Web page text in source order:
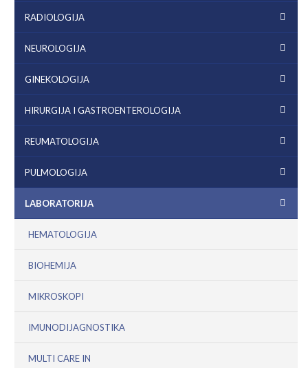
RADIOLOGIJA
NEUROLOGIJA
GINEKOLOGIJA
HIRURGIJA I GASTROENTEROLOGIJA
REUMATOLOGIJA
PULMOLOGIJA
LABORATORIJA
HEMATOLOGIJA
BIOHEMIJA
MIKROSKOPI
IMUNODIJAGNOSTIKA
MULTI CARE IN